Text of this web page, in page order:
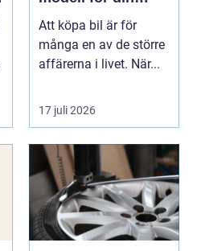
vardag
Att köpa bil är för
många en av de större
affärerna i livet. När...
17 juli 2026